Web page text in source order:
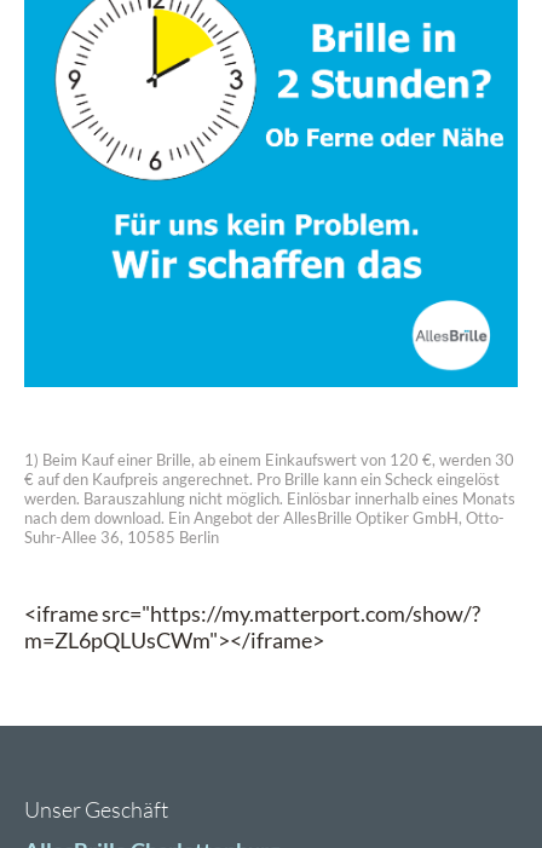
1) Beim Kauf einer Brille, ab einem Einkaufswert von 120 €, werden 30
€ auf den Kaufpreis angerechnet. Pro Brille kann ein Scheck eingelöst
werden. Barauszahlung nicht möglich. Einlösbar innerhalb eines Monats
nach dem download. Ein Angebot der AllesBrille Optiker GmbH, Otto-
Suhr-Allee 36, 10585 Berlin
<iframe src="https://my.matterport.com/show/?
m=ZL6pQLUsCWm"></iframe>
Unser Geschäft